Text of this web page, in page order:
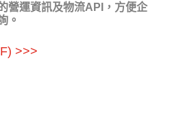
營運資訊及物流API，方便企
。
>>>